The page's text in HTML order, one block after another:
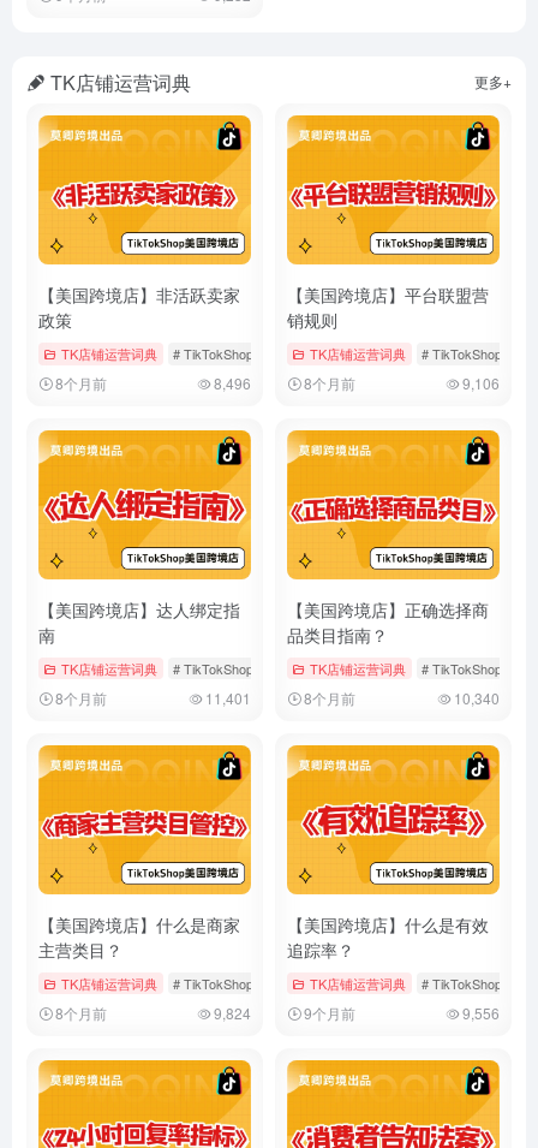
TK店铺运营词典 更多+
【美国跨境店】非活跃卖家
政策
TK店铺运营词典 # TikTokShop # 假期模式 # 店铺运营
8个月前 8,496
【美国跨境店】平台联盟营
销规则
TK店铺运营词典 # TikTokShop
8个月前 9,106
【美国跨境店】达人绑定指
南
TK店铺运营词典 # TikTokShop # 官方达人账号 # 渠道经营账号
8个月前 11,401
【美国跨境店】正确选择商
品类目指南？
TK店铺运营词典 # TikTokShop
8个月前 10,340
【美国跨境店】什么是商家
主营类目？
TK店铺运营词典 # TikTokShop # 主营类目 # 多主营类目
8个月前 9,824
【美国跨境店】什么是有效
追踪率？
TK店铺运营词典 # TikTokShop
9个月前 9,556